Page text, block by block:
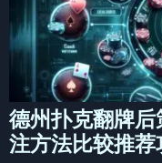
德州扑克翻牌
注方法比较推荐